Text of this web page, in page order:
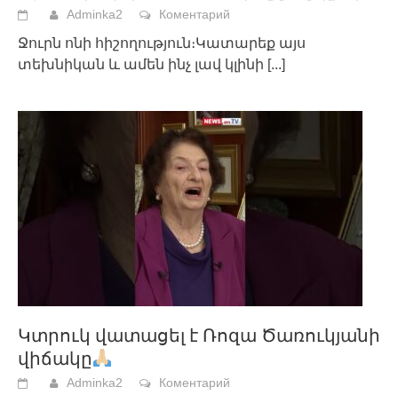
Adminka2 Коментарий
Ջուրն ոնի հիշողություն։Կատարեք այս
տեխնիկան և ամեն ինչ լավ կլինի [...]
Կտրուկ վատացել է Ռոզա Ծառուկյանի
վիճակը
Adminka2 Коментарий